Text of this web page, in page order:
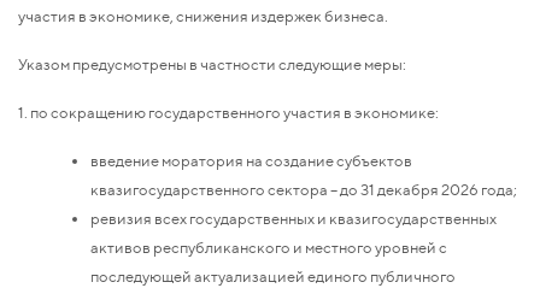
участия в экономике, снижения издержек бизнеса.
Указом предусмотрены в частности следующие меры:
1. по сокращению государственного участия в экономике:
введение моратория на создание субъектов
квазигосударственного сектора – до 31 декабря 2026 года;
ревизия всех государственных и квазигосударственных
активов республиканского и местного уровней с
последующей актуализацией единого публичного